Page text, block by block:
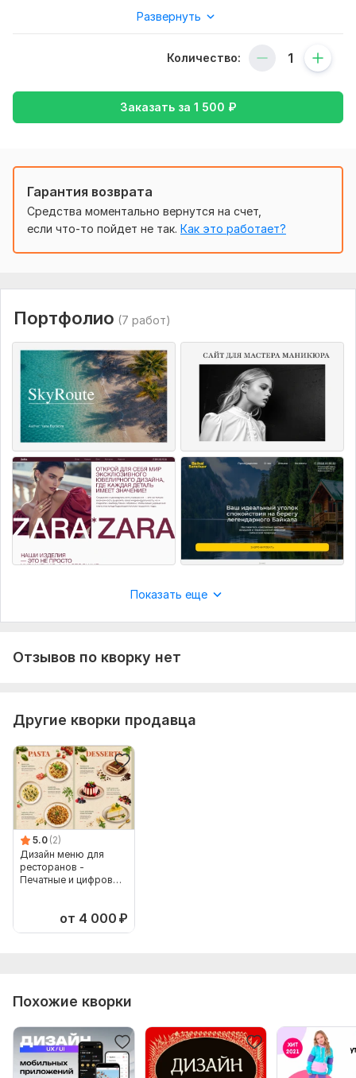
- Сайт-витрина
Сроки разработки составляют от 3 дней.
1. Обсуждение проекта
2. Создание дизайна
3. Верстка на платформе Tilda
- Адаптивный дизайн под мобильные устройства
- Гарантию
Нужно для заказа:
Необходимо предоставить информацию о целях и
задачах будущего сайта, а также материалы, включая
текстовый контент и изображения.
Фриланс услуга включает:
Прототип
Исходник
Логотип
Фавикон
Анимация элементов
Верстка
Вид: Лендинг
Услуга: Новый дизайн
Уникальность: Уникальный
Инструмент: Figma,Tilda,
Развернуть
Количество:
Заказать за 1 500 ₽
Гарантия возврата
Средства моментально вернутся на счет,
если что-то пойдет не так. Как это работает?
Портфолио (7 работ)
Показать еще
Отзывов по кворку нет
Другие кворки продавца
5.0 (2)
Дизайн меню для
ресторанов -
Печатные и цифровые
от 4 000 ₽
Похожие кворки